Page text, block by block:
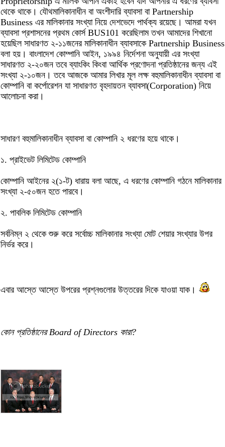
থেকে থাকে। যৌথমালিকানাধীন বা অংশীদারি ব্যাবসা বা Partnership
Business এর মালিকানার সংখ্যা নিয়ে দেশভেদে পার্থক্য রয়েছে। আমরা যখন
ব্যাবসা প্রশাসনের প্রথম কোর্স BUS101 করেছিলাম তখন আমাদের শিখানো
হয়েছিল সাধারণত ২-১১জনের মালিকানাধীন ব্যাবসাকে Partnership Business
বলা হয়। বাংলাদেশ কোম্পানি আইন, ১৯৯৪ নির্দেশনা অনুযায়ী এর সংখ্যা
সাধারণত ২-২০জন তবে ব্যাংকিং কিংবা আর্থিক প্রণোদনা প্রতিষ্ঠানের জন্য এই
সংখ্যা ২-১০জন। তবে আজকে আমার লিখার মূল লক্ষ বহুমালিকানাধীন ব্যাবসা বা
কোম্পানি বা কর্পোরেশন যা সাধারণত বৃহদায়তন ব্যাবসা(Corporation) নিয়ে
আলোচনা করা।
সাধারণ বহুমালিকানাধীন ব্যাবসা বা কোম্পানি ২ ধরণের হয়ে থাকে।
১. প্রাইভেট লিমিটেড কোম্পানি
কোম্পানি আইনের ২(১-ট) ধারায় বলা আছে, এ ধরণের কোম্পানি গঠনে মালিকানার
সংখ্যা ২-৫০জন হতে পারবে।
২. পাবলিক লিমিটেড কোম্পানি
সর্বনিম্ন ২ থেকে শুরু করে সর্বোচ্চ মালিকানার সংখ্যা মোট শেয়ার সংখ্যার উপর
নির্ভর করে।
এবার আস্তে আস্তে উপরের প্রশ্নগুলোর উত্তরের দিকে যাওয়া যাক।
কোন প্রতিষ্ঠানের Board of Directors কারা?